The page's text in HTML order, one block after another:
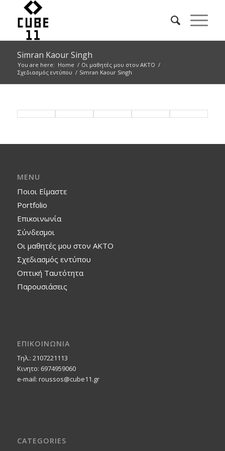
Simran Kaour Singh
You are here: Home / Οι μαθητές μου στον ΑΚΤΟ /
Σχεδιασμός εντύπου / Simran Kaour Singh
MENU
Ποιοι Είμαστε
Portfolio
Επικοινωνία
Σύνδεσμοι
Οι μαθητές μου στον ΑΚΤΟ
Σχεδιασμός εντύπου
Οπτική Ταυτότητα
Παρουσιάσεις
ΕΠΙΚΟΙΝΩΝΙΑ
Τηλ.: 2107221113
Κινητο: 6974959060
e-mail: roussos@cube11.gr
CATEGORIES